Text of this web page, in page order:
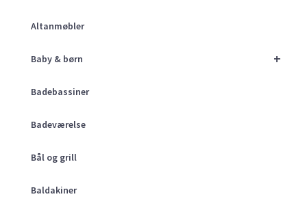
Altanmøbler
+
Baby & børn
Badebassiner
Badeværelse
Bål og grill
Baldakiner